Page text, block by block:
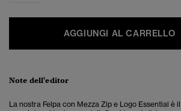
AGGIUNGI AL CARRELLO
Note dell'editor
La nostra Felpa con Mezza Zip e Logo Essential è